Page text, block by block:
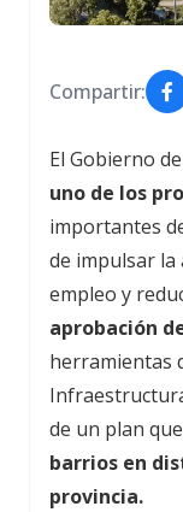
Compartir:
El Gobierno
uno de los
importantes
de impulsar la
empleo y
aprobación
herramientas
de un plan
barrios en
provincia.